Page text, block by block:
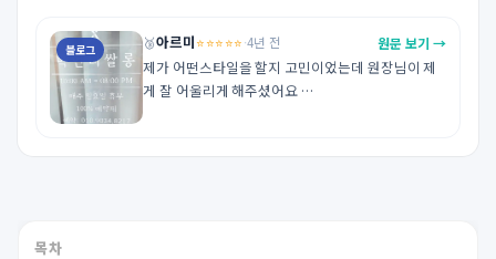
블로그 🥉아르미⭐⭐⭐⭐⭐·4년 전 원문 보기 →
제가 어떤스타일을 할지 고민이었는데 원장님이 제
게 잘 어울리게 해주셨어요
수고하셨습니다
목차